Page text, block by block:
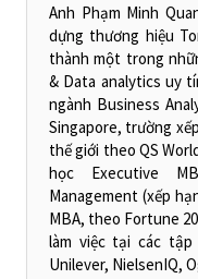
Anh Phạm Minh
dựng thương hiệu
thành một trong
& Data analytics uy
ngành Business
Singapore, trường
thế giới theo QS
học Executive
Management (xếp
MBA, theo Fortune
làm việc tại các tập
Unilever, NielsenIQ,